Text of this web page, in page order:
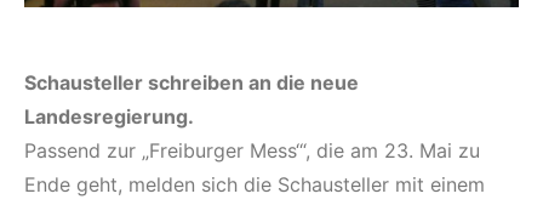
Schausteller schreiben an die neue
Landesregierung.
Passend zur „Freiburger Mess‘“, die am 23. Mai zu
Ende geht, melden sich die Schausteller mit einem